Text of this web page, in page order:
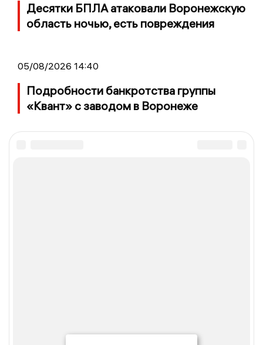
Десятки БПЛА атаковали Воронежскую
область ночью, есть повреждения
05/08/2026 14:40
Подробности банкротства группы
«Квант» с заводом в Воронеже